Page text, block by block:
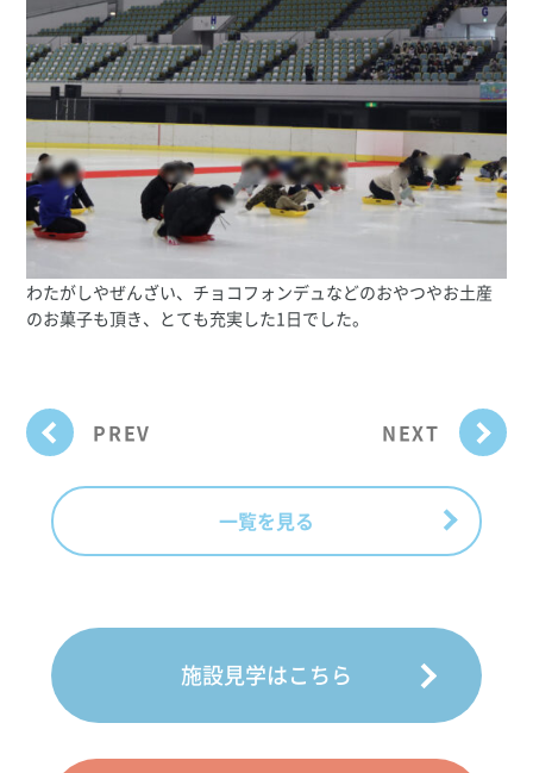
わたがしやぜんざい、チョコフォンデュなどのおやつやお土産
のお菓子も頂き、とても充実した1日でした。
PREV NEXT
一覧を見る
施設見学はこちら